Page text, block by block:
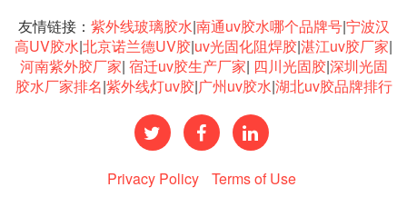
友情链接： 紫外线玻璃胶水|南通uv胶水哪个品牌号|宁波汉
高UV胶水|北京诺兰德UV胶|uv光固化阻焊胶|湛江uv胶厂家|
河南紫外胶厂家| 宿迁uv胶生产厂家| 四川光固胶|深圳光固
胶水厂家排名|紫外线灯uv胶|广州uv胶水|湖北uv胶品牌排行
Privacy Policy Terms of Use